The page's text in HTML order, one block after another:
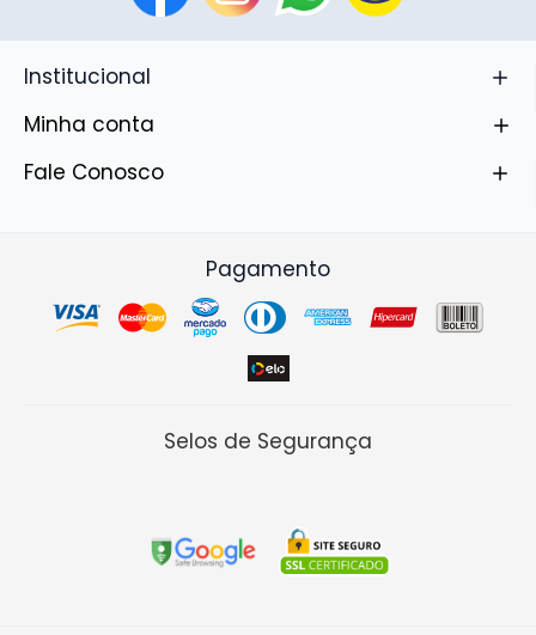
Institucional
Minha conta
Fale Conosco
Pagamento
Selos de Segurança